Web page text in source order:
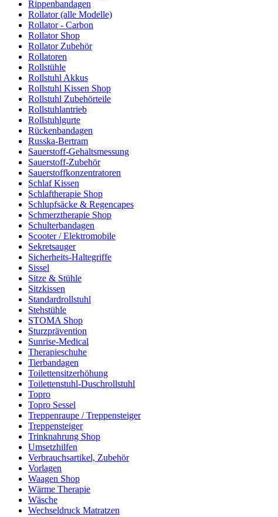
Rippenbandagen
Rollator (alle Modelle)
Rollator - Carbon
Rollator Shop
Rollator Zubehör
Rollatoren
Rollstühle
Rollstuhl Akkus
Rollstuhl Kissen Shop
Rollstuhl Zubehörteile
Rollstuhlantrieb
Rollstuhlgurte
Rückenbandagen
Russka-Bertram
Sauerstoff-Gehaltsmessung
Sauerstoff-Zubehör
Sauerstoffkonzentratoren
Schlaf Kissen
Schlaftherapie Shop
Schlupfsäcke & Regencapes
Schmerztherapie Shop
Schulterbandagen
Scooter / Elektromobile
Sekretsauger
Sicherheits-Haltegriffe
Sissel
Sitze & Stühle
Sitzkissen
Standardrollstuhl
Stehstühle
STOMA Shop
Sturzprävention
Sunrise-Medical
Therapieschuhe
Tierbandagen
Toilettensitzerhöhung
Toilettenstuhl-Duschrollstuhl
Topro
Topro Sessel
Treppenraupe / Treppensteiger
Treppensteiger
Trinknahrung Shop
Umsetzhilfen
Verbrauchsartikel, Zubehör
Vorlagen
Waagen Shop
Wärme Therapie
Wäsche
Wechseldruck Matratzen